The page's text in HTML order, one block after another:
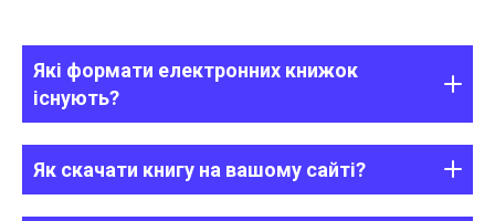
Які формати електронних книжок
існують?
Як скачати книгу на вашому сайті?